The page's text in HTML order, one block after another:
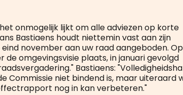
onmogelijk lijkt om alle adviezen op korte
Bastiaens houdt niettemin vast aan zijn
november aan uw raad aangeboden. Op
omgevingsvisie plaats, in januari gevolgd
Bastiaens:
Commissie niet bindend is, maar uiteraard
nog in kan verbeteren."